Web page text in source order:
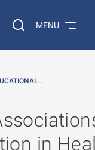
Search on the web…
MENU
in